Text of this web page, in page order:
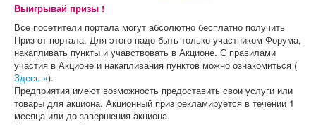
Выигрывай призы !
Все посетители портала могут абсолютно бесплатно получить
Приз от портала. Для этого надо быть только участником Форума,
накапливать пункты и учавствовать в Акционе. С правилами
участия в Акционе и накапливания пунктов можно ознакомиться (
Здесь »).
Предприятия имеют возможность предоставить свои услуги или
товары для акциона. Акционный приз рекламируется в течении 1
месяца или до завершения акциона.